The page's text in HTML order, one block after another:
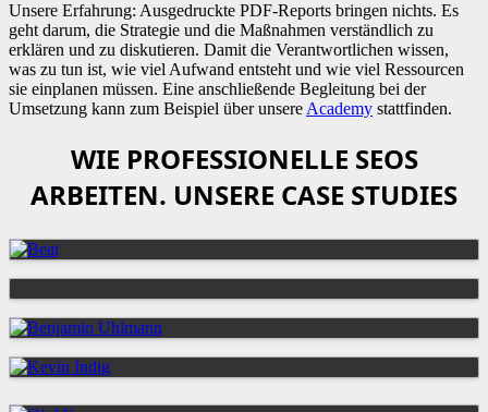
Unsere Erfahrung: Ausgedruckte PDF-Reports bringen nichts. Es
geht darum, die Strategie und die Maßnahmen verständlich zu
erklären und zu diskutieren. Damit die Verantwortlichen wissen,
was zu tun ist, wie viel Aufwand entsteht und wie viel Ressourcen
sie einplanen müssen. Eine anschließende Begleitung bei der
Umsetzung kann zum Beispiel über unsere Academy stattfinden.
WIE PROFESSIONELLE SEOS
ARBEITEN. UNSERE CASE STUDIES